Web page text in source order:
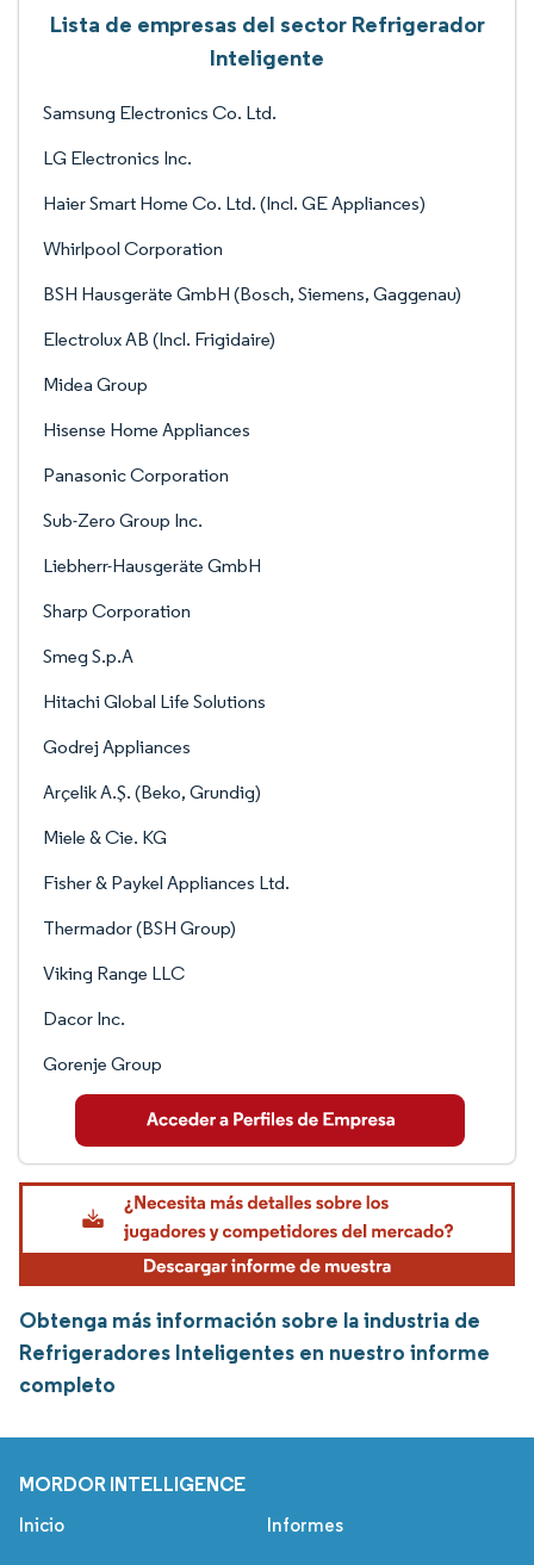
Lista de empresas del sector Refrigerador
Inteligente
Samsung Electronics Co. Ltd.
LG Electronics Inc.
Haier Smart Home Co. Ltd. (Incl. GE Appliances)
Whirlpool Corporation
BSH Hausgeräte GmbH (Bosch, Siemens, Gaggenau)
Electrolux AB (Incl. Frigidaire)
Midea Group
Hisense Home Appliances
Panasonic Corporation
Sub-Zero Group Inc.
Liebherr-Hausgeräte GmbH
Sharp Corporation
Smeg S.p.A
Hitachi Global Life Solutions
Godrej Appliances
Arçelik A.Ş. (Beko, Grundig)
Miele & Cie. KG
Fisher & Paykel Appliances Ltd.
Thermador (BSH Group)
Viking Range LLC
Dacor Inc.
Gorenje Group
Obtenga más información sobre la industria de
Refrigeradores Inteligentes en nuestro informe
completo
MORDOR INTELLIGENCE
Inicio Informes